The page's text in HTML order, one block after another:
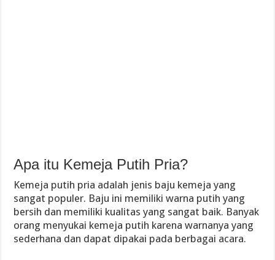
Apa itu Kemeja Putih Pria?
Kemeja putih pria adalah jenis baju kemeja yang
sangat populer. Baju ini memiliki warna putih yang
bersih dan memiliki kualitas yang sangat baik. Banyak
orang menyukai kemeja putih karena warnanya yang
sederhana dan dapat dipakai pada berbagai acara.